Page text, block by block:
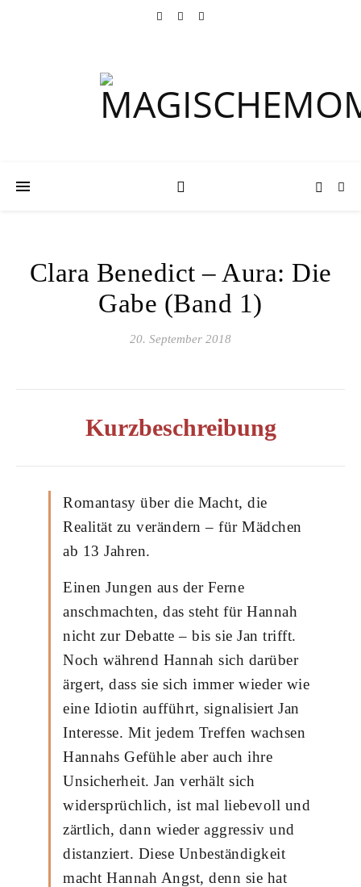
Clara Benedict – Aura: Die
Gabe (Band 1)
20. September 2018
Kurzbeschreibung
Romantasy über die Macht, die
Realität zu verändern – für Mädchen
ab 13 Jahren.
Einen Jungen aus der Ferne
anschmachten, das steht für Hannah
nicht zur Debatte – bis sie Jan trifft.
Noch während Hannah sich darüber
ärgert, dass sie sich immer wieder wie
eine Idiotin aufführt, signalisiert Jan
Interesse. Mit jedem Treffen wachsen
Hannahs Gefühle aber auch ihre
Unsicherheit. Jan verhält sich
widersprüchlich, ist mal liebevoll und
zärtlich, dann wieder aggressiv und
distanziert. Diese Unbeständigkeit
macht Hannah Angst, denn sie hat